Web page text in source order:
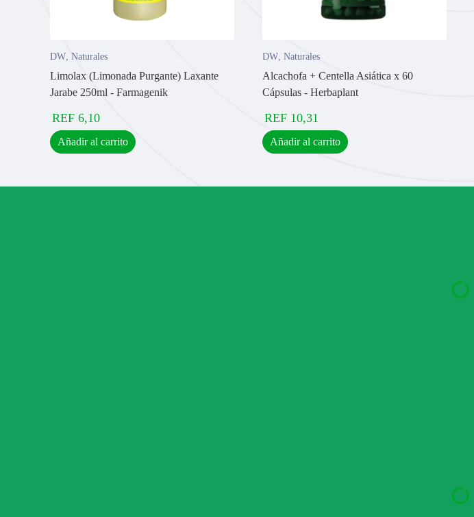
DW, Naturales
Limolax (Limonada Purgante) Laxante
Jarabe 250ml - Farmagenik
REF 6,10
Añadir al carrito
DW, Naturales
Alcachofa + Centella Asiática x 60
Cápsulas - Herbaplant
REF 10,31
Añadir al carrito